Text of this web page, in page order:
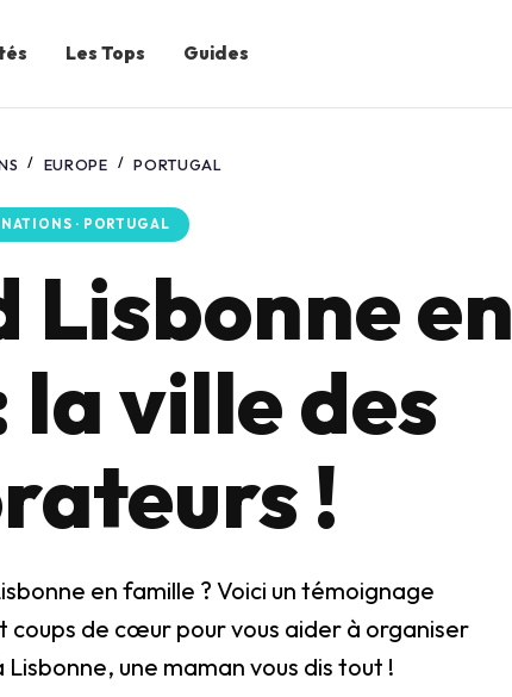
Les Tops Guides
EUROPE PORTUGAL
· PORTUGAL
Lisbonne en
ville des
!
en famille ? Voici un témoignage
coups de cœur pour vous aider à organiser
une maman vous dis tout !